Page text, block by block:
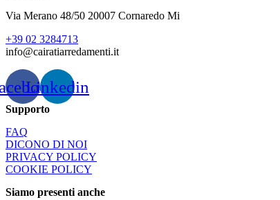
Via Merano 48/50 20007 Cornaredo Mi
+39 02 3284713
info@cairatiarredamenti.it
Linkedin
Supporto
FAQ
DICONO DI NOI
PRIVACY POLICY
COOKIE POLICY
Siamo presenti anche